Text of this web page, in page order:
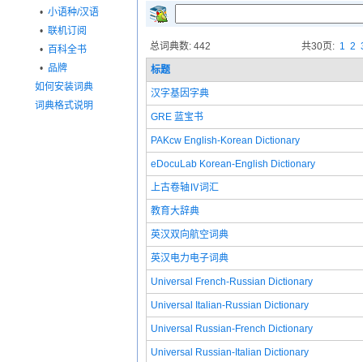
• 小语种/汉语
• 联机订阅
• 百科全书
• 品牌
如何安装词典
词典格式说明
总词典数: 442 共30页: 1 2
标题
汉字基因字典
GRE 蓝宝书
PAKcw English-Korean Dictionary
eDocuLab Korean-English Dictionary
上古卷轴Ⅳ词汇
教育大辞典
英汉双向航空词典
英汉电力电子词典
Universal French-Russian Dictionary
Universal Italian-Russian Dictionary
Universal Russian-French Dictionary
Universal Russian-Italian Dictionary